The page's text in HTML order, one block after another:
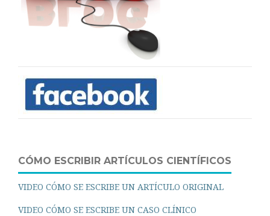
CÓMO ESCRIBIR ARTÍCULOS CIENTÍFICOS
VIDEO CÓMO SE ESCRIBE UN ARTÍCULO ORIGINAL
VIDEO CÓMO SE ESCRIBE UN CASO CLÍNICO